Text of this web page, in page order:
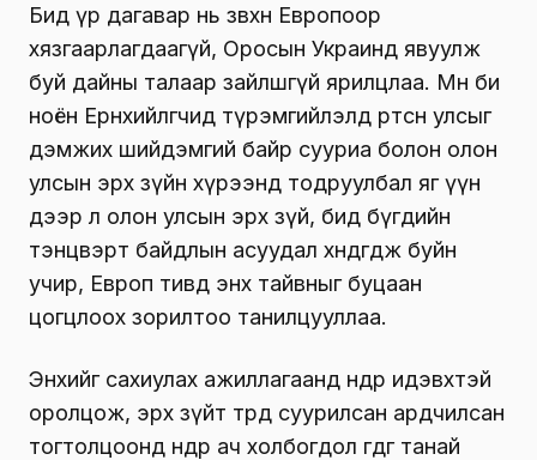
Бид үр дагавар нь зөвхөн Европоор
хязгаарлагдаагүй, Оросын Украинд явуулж
буй дайны талаар зайлшгүй ярилцлаа. Мөн би
ноён Ерөнхийлөгчид түрэмгийлэлд өртсөн улсыг
дэмжих шийдэмгий байр сууриа болон олон
улсын эрх зүйн хүрээнд тодруулбал яг үүн
дээр л олон улсын эрх зүй, бид бүгдийн
тэнцвэрт байдлын асуудал хөндөгдөж буйн
учир, Европ тивд энх тайвныг буцаан
цогцлоох зорилтоо танилцууллаа.
Энхийг сахиулах ажиллагаанд өндөр идэвхтэй
оролцож, эрх зүйт төрд суурилсан ардчилсан
тогтолцоонд өндөр ач холбогдол өгдөг танай